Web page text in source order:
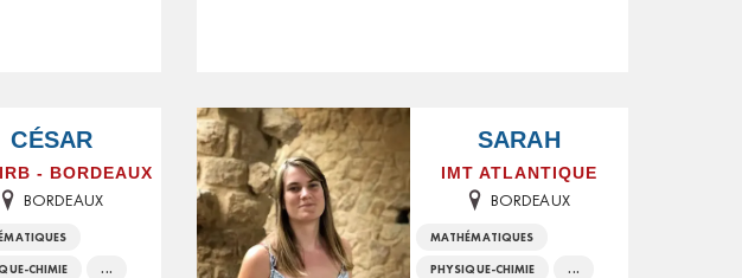
CÉSAR
- BORDEAUX
BORDEAUX
CHIMIE ...
SARAH
IMT ATLANTIQUE
BORDEAUX
MATHÉMATIQUES
PHYSIQUE-CHIMIE ...